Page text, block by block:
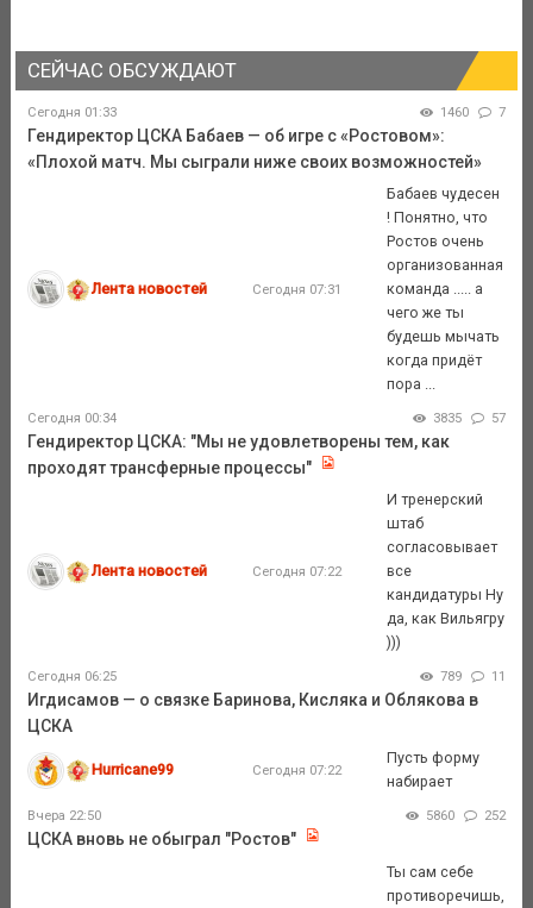
СЕЙЧАС ОБСУЖДАЮТ
Сегодня 01:33 1460 7
Гендиректор ЦСКА Бабаев — об игре с «Ростовом»:
«Плохой матч. Мы сыграли ниже своих возможностей»
Лента новостей Сегодня 07:31
Бабаев чудесен
! Понятно, что
Ростов очень
организованная
команда ..... а
чего же ты
будешь мычать
когда придёт
пора ...
Сегодня 00:34 3835 57
Гендиректор ЦСКА: "Мы не удовлетворены тем, как
проходят трансферные процессы"
Лента новостей Сегодня 07:22
И тренерский
штаб
согласовывает
все
кандидатуры Ну
да, как Вильягру
)))
Сегодня 06:25 789 11
Игдисамов — о связке Баринова, Кисляка и Облякова в
ЦСКА
Hurricane99 Сегодня 07:22
Пусть форму
набирает
Вчера 22:50 5860 252
ЦСКА вновь не обыграл "Ростов"
Ты сам себе
противоречишь,